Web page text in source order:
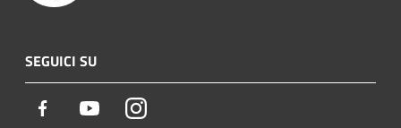
SEGUICI SU
Facebook YoutubeInstagram